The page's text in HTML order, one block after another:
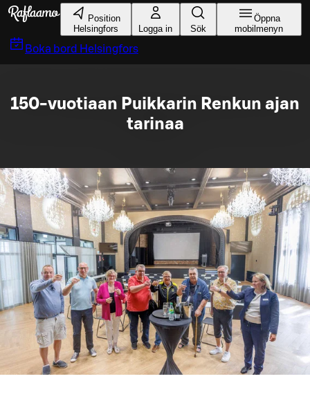
Gå till huvudinnehållet
Position
Helsingfors
Logga in Sök
Öppna
mobilmenyn
Boka bord Helsingfors
150-vuotiaan Puikkarin Renkun ajan
tarinaa